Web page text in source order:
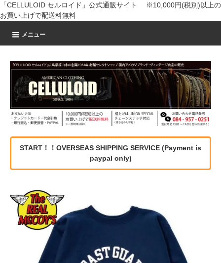
「CELLULOID セルロイド」公式通販サイト ※10,000円(税別)以上の
お買い上げで配送料無料
メニュー
START！！OVERSEAS SHIPPING SERVICE (Payment is
paypal only)